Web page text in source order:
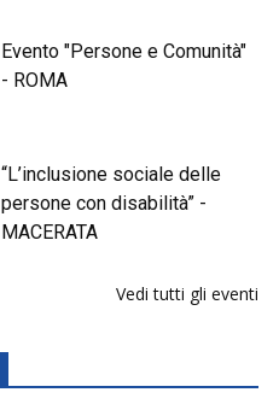
Evento "Persone e Comunità"
- ROMA
“L’inclusione sociale delle
persone con disabilità” -
MACERATA
Vedi tutti gli eventi